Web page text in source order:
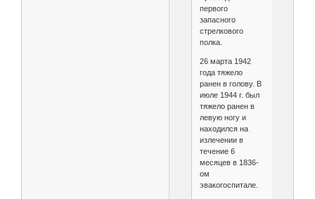
первого
запасного
стрелкового
полка.
26 марта 1942
года тяжело
ранен в голову. В
июле 1944 г. был
тяжело ранен в
левую ногу и
находился на
излечении в
течение 6
месяцев в 1836-
ом
эвакогоспитале.